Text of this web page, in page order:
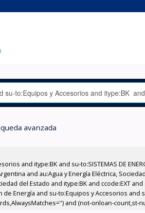
avanzada
and itype:BK and su-to:SISTEMAS DE
and au:Agua y Energía Eléctrica,
del Estado and itype:BK and ccode:EXT
Energía and su-to:Equipos y Accesorios and
and (not-onloan-count,st-